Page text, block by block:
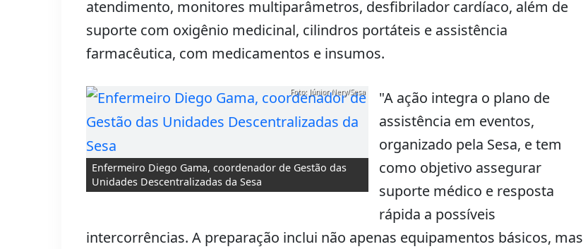
atendimento, monitores multiparâmetros, desfibrilador cardíaco, além de
suporte com oxigênio medicinal, cilindros portáteis e assistência
farmacêutica, com medicamentos e insumos.
Enfermeiro Diego Gama, coordenador de Gestão das
Unidades Descentralizadas da Sesa
Foto: Júnior Nery/Sesa
"A ação integra o plano de
assistência em eventos,
organizado pela Sesa, e tem
como objetivo assegurar
suporte médico e resposta
rápida a possíveis
intercorrências. A preparação inclui não apenas equipamentos básicos, mas